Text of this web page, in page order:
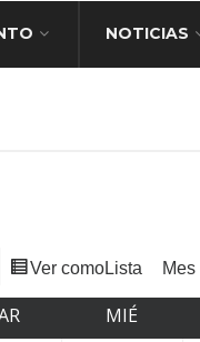
NOTICIAS
Ver comoLista Mes
MIÉ